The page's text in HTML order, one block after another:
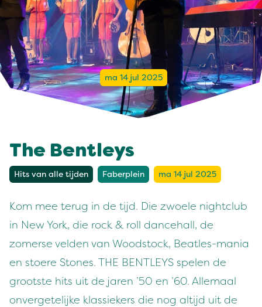
ma 14 jul 2025
The Bentleys
Hits van alle tijden Faberplein ma 14 jul 2025
Kom mee terug in de tijd. Die zwoele nightclub
in New York, die rock & roll dancehall, de
zomerse velden van Woodstock, Beatles-mania
en stoere Stones. THE BENTLEYS spelen de
grootste hits uit de jaren ’50 en ’60. Allemaal
onvergetelijke klassiekers die nog altijd uit de